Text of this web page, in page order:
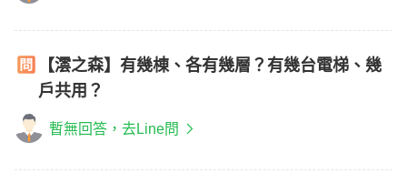
【澐之森】有幾棟、各有幾層？有幾台電梯、幾
戶共用？
暫無回答，去Line問